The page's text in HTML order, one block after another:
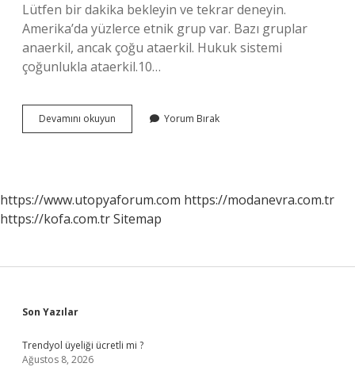
Lütfen bir dakika bekleyin ve tekrar deneyin.
Amerika’da yüzlerce etnik grup var. Bazı gruplar
anaerkil, ancak çoğu ataerkil. Hukuk sistemi
çoğunlukla ataerkil.10…
Devamını okuyun
Kavramını
Yorum Bırak
https://www.utopyaforum.com https://modanevra.com.tr
https://kofa.com.trSitemap
Sidebar
Son Yazılar
Trendyol üyeliği ücretli mi ?
Ağustos 8, 2026